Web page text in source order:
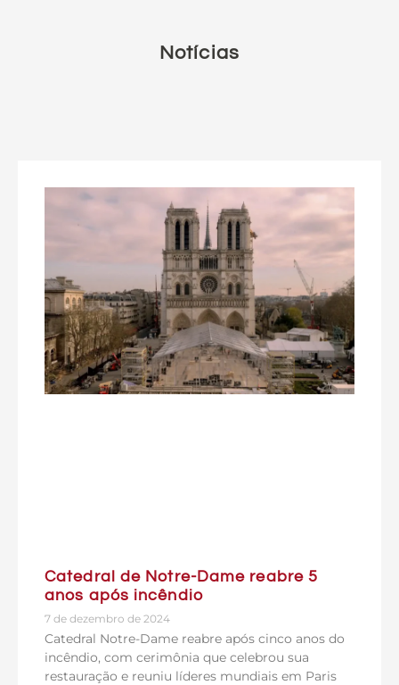
Notícias
Catedral de Notre-Dame reabre 5
anos após incêndio
7 de dezembro de 2024
Catedral Notre-Dame reabre após cinco anos do
incêndio, com cerimônia que celebrou sua
restauração e reuniu líderes mundiais em Paris